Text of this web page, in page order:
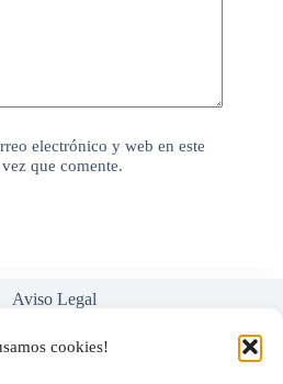
cookies!
electrónico y web en este
que comente.
Aviso Legal
y Condiciones
Nosotros